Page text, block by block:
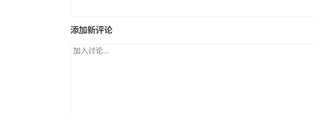
添加新评论